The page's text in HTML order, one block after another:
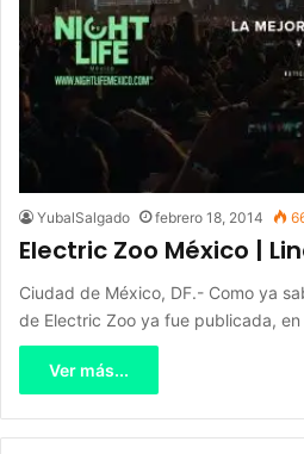
YubalSalgado febrero 18, 2014
Electric Zoo México |
Ciudad de México, DF.- Como ya
de Electric Zoo ya fue publicada,
Ver más...